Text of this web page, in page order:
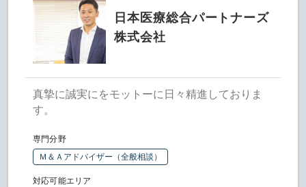
日本医療総合パートナーズ
株式会社
真摯に誠実にをモットーに日々精進しておりま
す。
専門分野
Ｍ＆Ａアドバイザー（全般相談）
対応可能エリア